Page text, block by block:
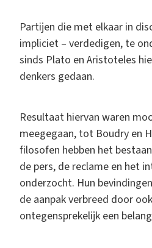
Partijen die met elkaar in
impliciet – verdedigen, te
sinds Plato en Aristoteles
denkers gedaan.
Resultaat hiervan waren
meegegaan, tot Boudry en
filosofen hebben het
de pers, de reclame en het
onderzocht. Hun
de aanpak verbreed door
ontegensprekelijk een